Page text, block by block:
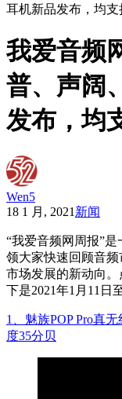
耳机新品发布，均
我爱音频
普、声阔
发布，均
Wen5
18 1 月, 2021 新闻
“我爱音频网周报”
领大家快速回顾音
市场发展的新动向
下是2021年1月11日
1、魅族POP Pro真
度35分贝